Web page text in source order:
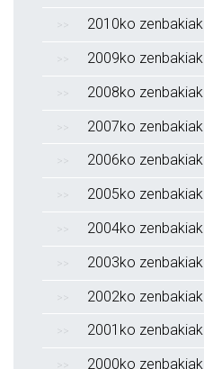
2010ko zenbakiak
2009ko zenbakiak
2008ko zenbakiak
2007ko zenbakiak
2006ko zenbakiak
2005ko zenbakiak
2004ko zenbakiak
2003ko zenbakiak
2002ko zenbakiak
2001ko zenbakiak
2000ko zenbakiak